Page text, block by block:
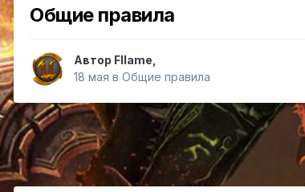
Общие правила
Автор Fllame
18 мая в Общие правила